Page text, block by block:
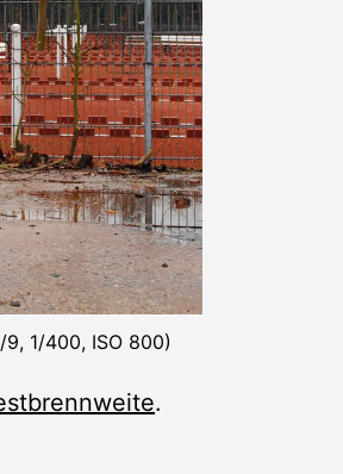
1/400, ISO 800)
.